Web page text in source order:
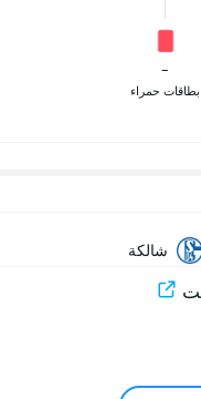
-
بطاقات حمراء
شالكة